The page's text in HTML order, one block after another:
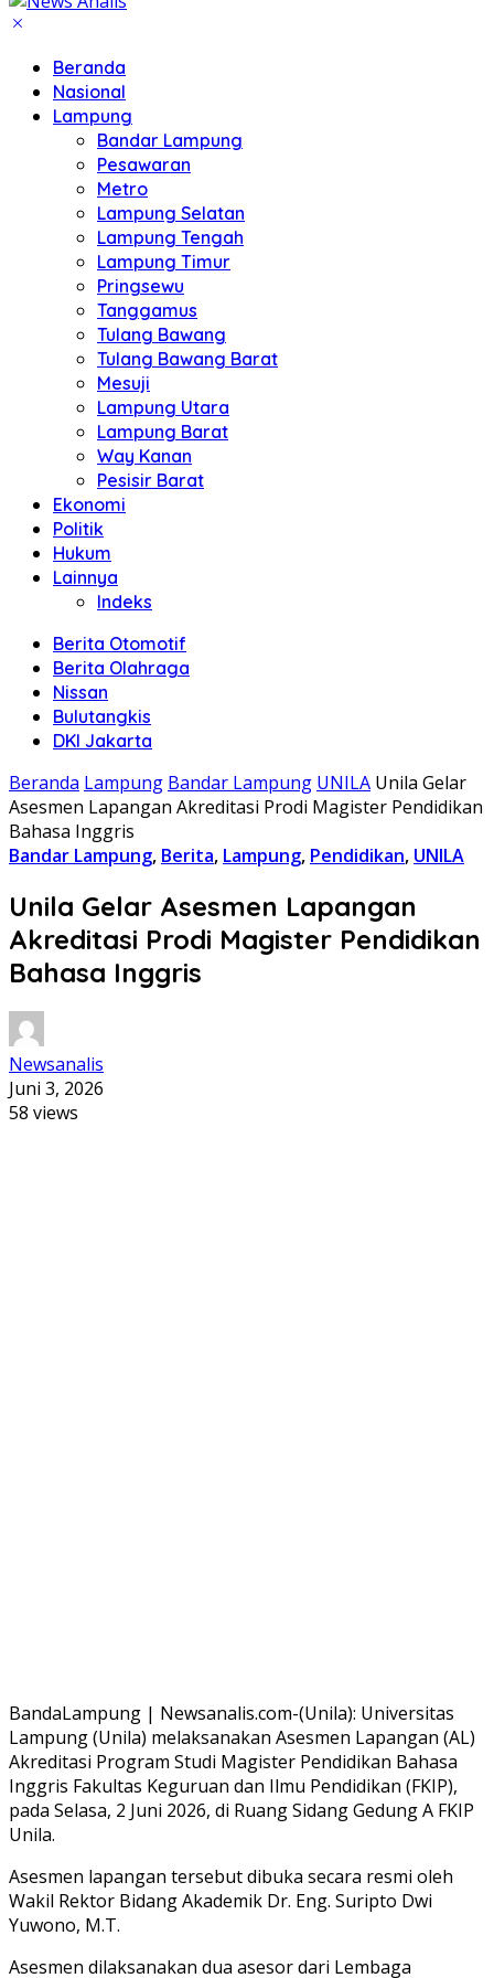
Beranda
Nasional
Lampung
Bandar Lampung
Pesawaran
Metro
Lampung Selatan
Lampung Tengah
Lampung Timur
Pringsewu
Tanggamus
Tulang Bawang
Tulang Bawang Barat
Mesuji
Lampung Utara
Lampung Barat
Way Kanan
Pesisir Barat
Ekonomi
Politik
Hukum
Lainnya
Indeks
Berita Otomotif
Berita Olahraga
Nissan
Bulutangkis
DKI Jakarta
Beranda Lampung Bandar Lampung UNILA Unila Gelar
Asesmen Lapangan Akreditasi Prodi Magister Pendidikan
Bahasa Inggris
Bandar Lampung, Berita, Lampung, Pendidikan, UNILA
Unila Gelar Asesmen Lapangan
Akreditasi Prodi Magister Pendidikan
Bahasa Inggris
Newsanalis
Juni 3, 2026
58 views
BandaLampung | Newsanalis.com-(Unila): Universitas
Lampung (Unila) melaksanakan Asesmen Lapangan (AL)
Akreditasi Program Studi Magister Pendidikan Bahasa
Inggris Fakultas Keguruan dan Ilmu Pendidikan (FKIP),
pada Selasa, 2 Juni 2026, di Ruang Sidang Gedung A FKIP
Unila.
Asesmen lapangan tersebut dibuka secara resmi oleh
Wakil Rektor Bidang Akademik Dr. Eng. Suripto Dwi
Yuwono, M.T.
Asesmen dilaksanakan dua asesor dari Lembaga